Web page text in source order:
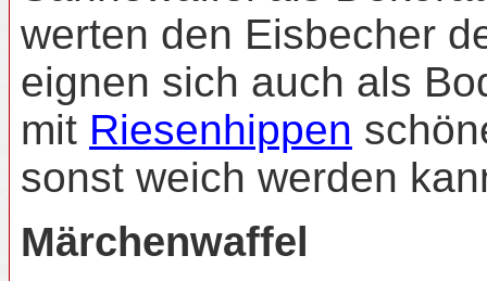
werten den Eisbecher
eignen sich auch als
mit Riesenhippen
sonst weich werden
Märchenwaffel